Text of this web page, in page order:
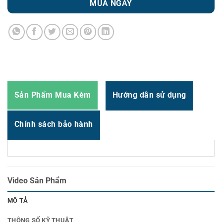
Zalo0987.919.040
Thời gian:Từ 8h-17h30 Thứ 2 đến Thứ 7
MUA NGAY
Sản Phẩm Mua Kèm Hướng dẫn sử dụng
Chính sách bảo hành
Video Sản Phẩm
MÔ TẢ
THÔNG SỐ KỸ THUẬT